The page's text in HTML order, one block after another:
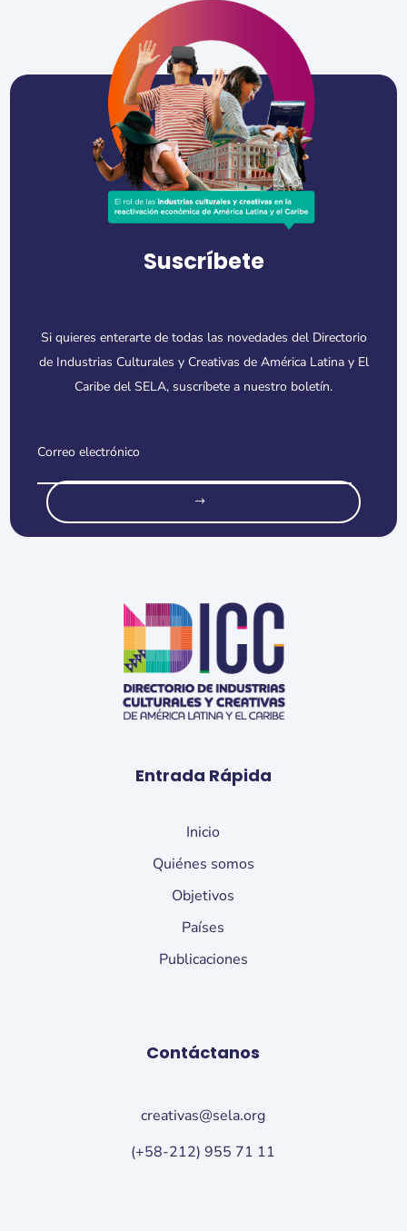
Suscríbete
Si quieres enterarte de todas las novedades del Directorio
de Industrias Culturales y Creativas de América Latina y El
Caribe del SELA, suscríbete a nuestro boletín.
Entrada Rápida
Inicio
Quiénes somos
Objetivos
Países
Publicaciones
Contáctanos
creativas@sela.org
(+58-212) 955 71 11